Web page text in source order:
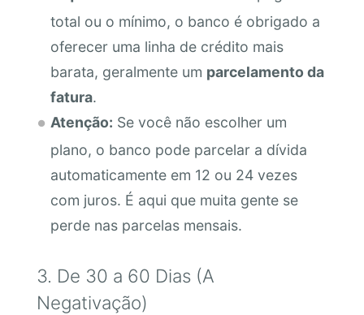
total ou o mínimo, o banco é obrigado a
oferecer uma linha de crédito mais
barata, geralmente um parcelamento da
fatura.
Atenção: Se você não escolher um
plano, o banco pode parcelar a dívida
automaticamente em 12 ou 24 vezes
com juros. É aqui que muita gente se
perde nas parcelas mensais.
3. De 30 a 60 Dias (A
Negativação)